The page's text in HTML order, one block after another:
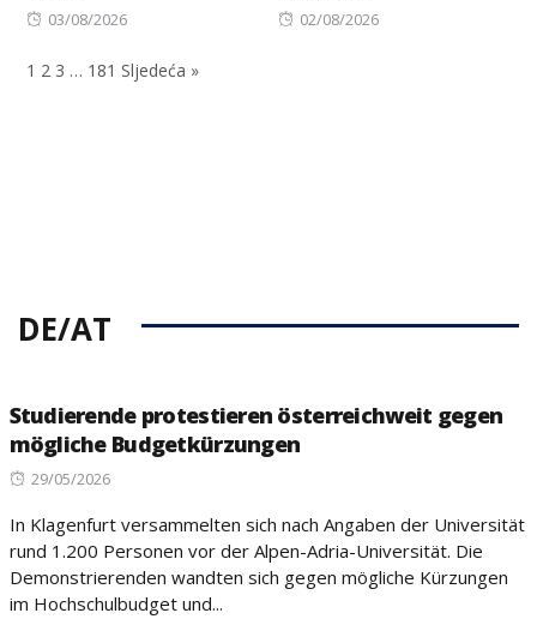
Posted
03/08/2026
Posted
02/08/2026
1 2 3 … 181 Sljedeća »
DE/AT
Studierende protestieren österreichweit gegen
mögliche Budgetkürzungen
Posted
29/05/2026
In Klagenfurt versammelten sich nach Angaben der Universität
rund 1.200 Personen vor der Alpen-Adria-Universität. Die
Demonstrierenden wandten sich gegen mögliche Kürzungen
im Hochschulbudget und...